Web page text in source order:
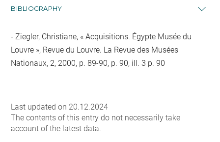
BIBLIOGRAPHY
Ziegler, Christiane, « Acquisitions. Égypte Musée du
Louvre », Revue du Louvre. La Revue des Musées
Nationaux, 2, 2000, p. 89-90, p. 90, ill. 3 p. 90
Last updated on 20.12.2024
The contents of this entry do not necessarily take
account of the latest data.